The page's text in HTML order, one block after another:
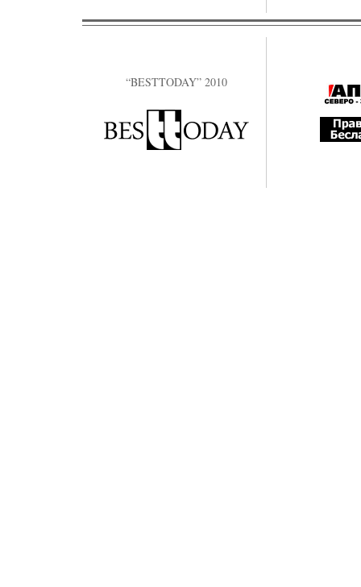
“BESTTODAY” 2010